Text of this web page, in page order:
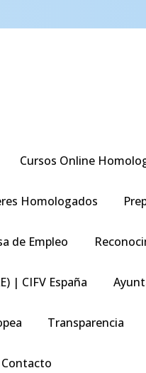
Cursos Online
Homologados
de Empleo
| CIFV España
Transparencia
Contacto